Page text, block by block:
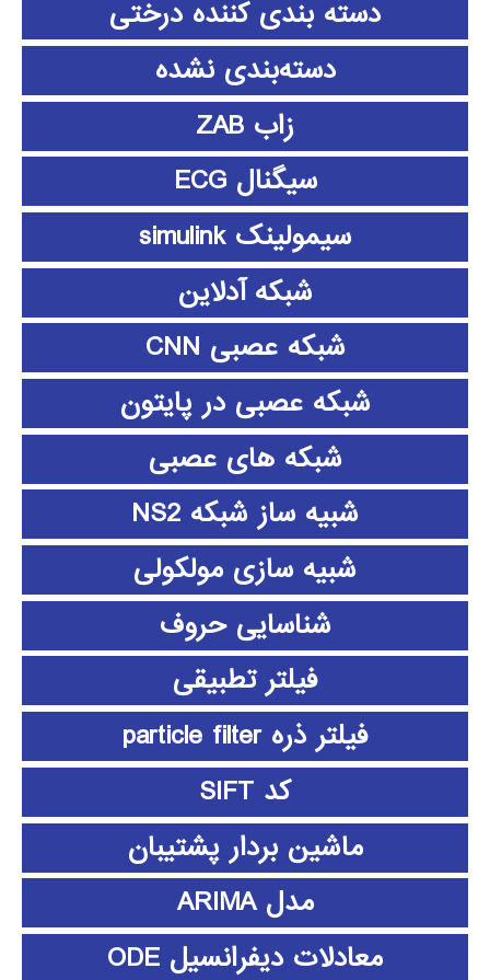
دسته بندی کننده درختی
دسته‌بندی نشده
زاب ZAB
سیگنال ECG
سیمولینک simulink
شبکه آدلاین
شبکه عصبی CNN
شبکه عصبی در پایتون
شبکه های عصبی
شبیه ساز شبکه NS2
شبیه سازی مولکولی
شناسایی حروف
فیلتر تطبیقی
فیلتر ذره particle filter
کد SIFT
ماشین بردار پشتیبان
مدل ARIMA
معادلات دیفرانسیل ODE